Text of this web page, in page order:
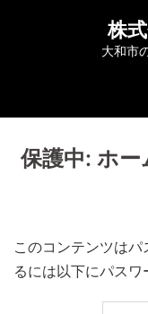
株
大和市
保護中: ホ
このコンテンツは
るには以下にパスワ